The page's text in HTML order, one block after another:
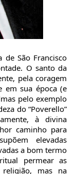
São Francisco
O santo da
pela coragem
em sua época (e
pelo exemplo
do “Poverello”
à divina
caminho para
elevadas
a bom termo
permear as
religião, mas na